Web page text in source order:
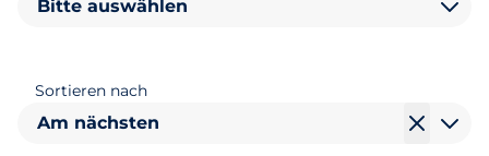
Bitte auswählen
Sortieren nach
Am nächsten